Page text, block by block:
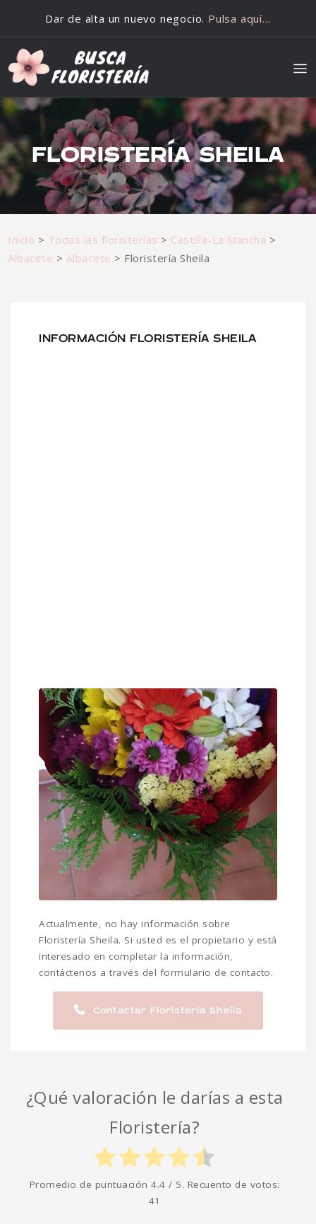
Dar de alta un nuevo negocio. Pulsa aquí…
FLORISTERÍA SHEILA
Inicio > Todas las floristerías > Castilla-La Mancha >
Albacete > Albacete > Floristería Sheila
INFORMACIÓN FLORISTERÍA SHEILA
Actualmente, no hay información sobre
Floristería Sheila. Si usted es el propietario y está
interesado en completar la información,
contáctenos a través del formulario de contacto.
Contactar Floristería Sheila
¿Qué valoración le darías a esta
Floristería?
Promedio de puntuación 4.4 / 5. Recuento de votos:
41